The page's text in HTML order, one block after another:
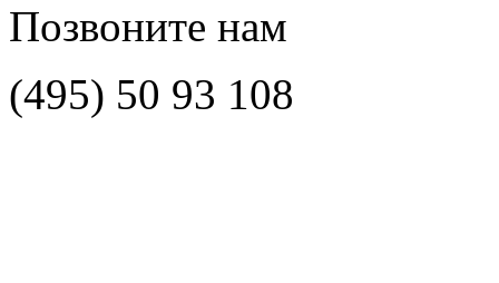
Позвоните нам
(495) 50 93 108